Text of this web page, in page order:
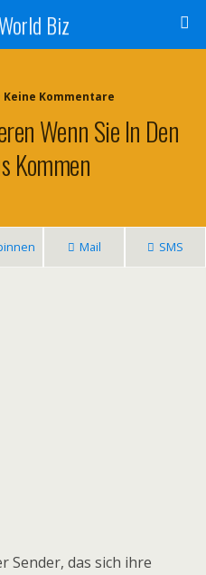
Biz
Keine Kommentare
Wenn Sie In Den
Kommen
Mail SMS
Sender, das sich ihre